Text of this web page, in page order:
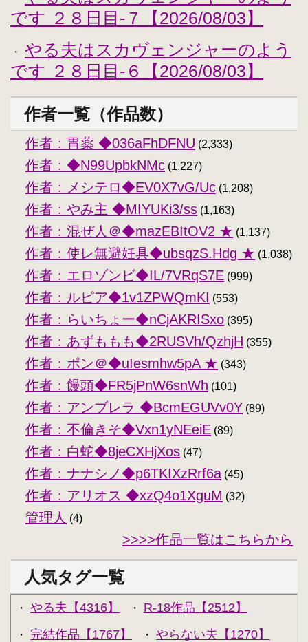
です ２８日目-７【2026/08/03】
・
やる夫はスカヴェンジャーのよう
です ２８日目-６【2026/08/03】
作者一覧（作品数）
作者：胃薬 ◆036aFhDFNU (2,333)
作者：◆N99UpbkNMc (1,227)
作者：メシテロ◆EV0X7vG/Uc (1,208)
作者：やみ主 ◆MIYUKi3/ss (1,163)
作者：混ぜ人＠◆mazEBItOV2 ★ (1,137)
作者：使レ無避妊具◆ubsqzS.Hdg ★ (1,038)
作者：エロゾンビ◆IL/7VRqS7E (999)
作者：ルピア◆1v1ZPWQmKI (553)
作者：らいちょー◆nCjAKRISxo (395)
作者：あずももも◆2RUSVh/QzhjH (355)
作者：ポン＠◆uIesmhw5pA ★ (343)
作者：饅頭◆FR5jPnW6snWh (101)
作者：アンブレラ ◆BcmEGUVv0Y (89)
作者：不倫きそ◆Vxn1yNEeiE (89)
作者：白蛇◆8jeCXHjXos (47)
作者：ナナシノ◆p6TKIXzRrf6a (45)
作者：アリオス ◆xzQ4o1XguM (32)
管理人 (4)
>>>>作品一覧はこちらから
人気タグ一覧
・ やる夫【4316】 ・ R-18作品【2512】
・ 完結作品【1767】 ・ やらない夫【1270】